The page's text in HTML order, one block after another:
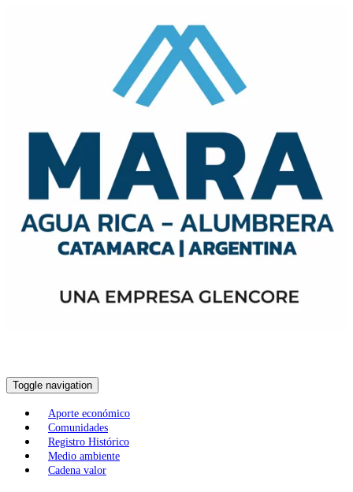
Toggle navigation
Aporte económico
Comunidades
Registro Histórico
Medio ambiente
Cadena valor